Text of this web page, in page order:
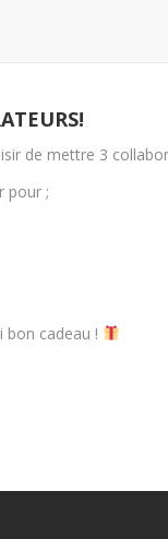
de mettre 3
pour ;
bon cadeau !